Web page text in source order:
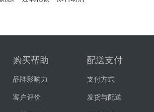
购买帮助
品牌影响力
客户评价
配送支付
支付方式
发货与配送